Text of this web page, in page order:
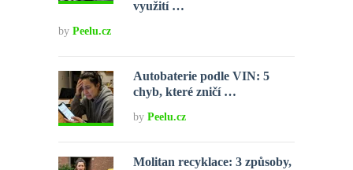
využití …
by Peelu.cz
Autobaterie podle VIN: 5
chyb, které zničí …
byPeelu.cz
Molitan recyklace: 3 způsoby,